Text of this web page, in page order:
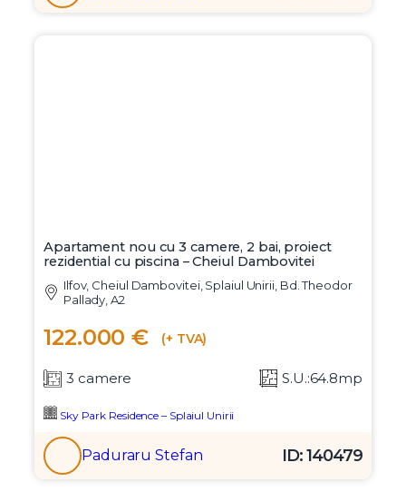
Apartament nou cu 3 camere, 2 bai, proiect
rezidential cu piscina – Cheiul Dambovitei
Ilfov, Cheiul Dambovitei, Splaiul Unirii, Bd. Theodor
Pallady, A2
122.000 € (+ TVA)
3 camere S.U.:64.8mp
Sky Park Residence – Splaiul Unirii
Paduraru Stefan ID: 140479